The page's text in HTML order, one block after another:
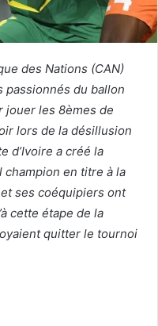
des Nations (CAN)
passionnés du ballon
jouer les 8èmes de
lors de la désillusion
d’Ivoire a créé la
en titre à la
ses coéquipiers ont
cette étape de la
quitter le tournoi